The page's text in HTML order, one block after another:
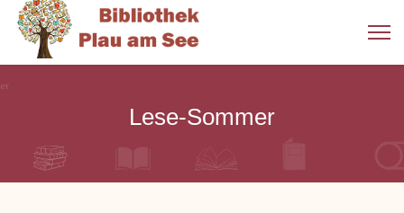
Lese-Sommer